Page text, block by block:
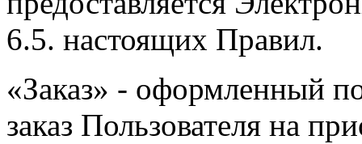
6.5. настоящих Правил.
«Заказ» - оформленный
заказ Пользователя на